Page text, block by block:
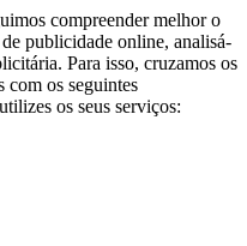
compreender melhor o
de publicidade online, analisá-
Para isso, cruzamos os
com os seguintes
os seus serviços: